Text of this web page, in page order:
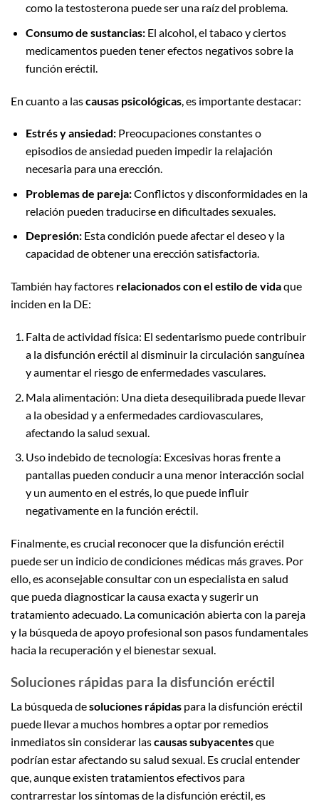
como la testosterona puede ser una raíz del problema.
Consumo de sustancias:El alcohol, el tabaco y ciertos
medicamentos pueden tener efectos negativos sobre la
función eréctil.
En cuanto a lascausas psicológicas , es importante destacar:
Estrés y ansiedad:Preocupaciones constantes o
episodios de ansiedad pueden impedir la relajación
necesaria para una erección.
Problemas de pareja:Conflictos y disconformidades en la
relación pueden traducirse en dificultades sexuales.
Depresión:Esta condición puede afectar el deseo y la
capacidad de obtener una erección satisfactoria.
También hay factores relacionados con el estilo de vidaque
inciden en la DE:
Falta de actividad física: El sedentarismo puede contribuir
a la disfunción eréctil al disminuir la circulación sanguínea
y aumentar el riesgo de enfermedades vasculares.
Mala alimentación: Una dieta desequilibrada puede llevar
a la obesidad y a enfermedades cardiovasculares,
afectando la salud sexual.
Uso indebido de tecnología: Excesivas horas frente a
pantallas pueden conducir a una menor interacción social
y un aumento en el estrés, lo que puede influir
negativamente en la función eréctil.
Finalmente, es crucial reconocer que la disfunción eréctil
puede ser un indicio de condiciones médicas más graves. Por
ello, es aconsejable consultar con un especialista en salud
que pueda diagnosticar la causa exacta y sugerir un
tratamiento adecuado. La comunicación abierta con la pareja
y la búsqueda de apoyo profesional son pasos fundamentales
hacia la recuperación y el bienestar sexual.
Soluciones rápidas para la disfunción eréctil
La búsqueda desoluciones rápidas para la disfunción eréctil
puede llevar a muchos hombres a optar por remedios
inmediatos sin considerar lascausas subyacentesque
podrían estar afectando su salud sexual. Es crucial entender
que, aunque existen tratamientos efectivos para
contrarrestar los síntomas de la disfunción eréctil, es